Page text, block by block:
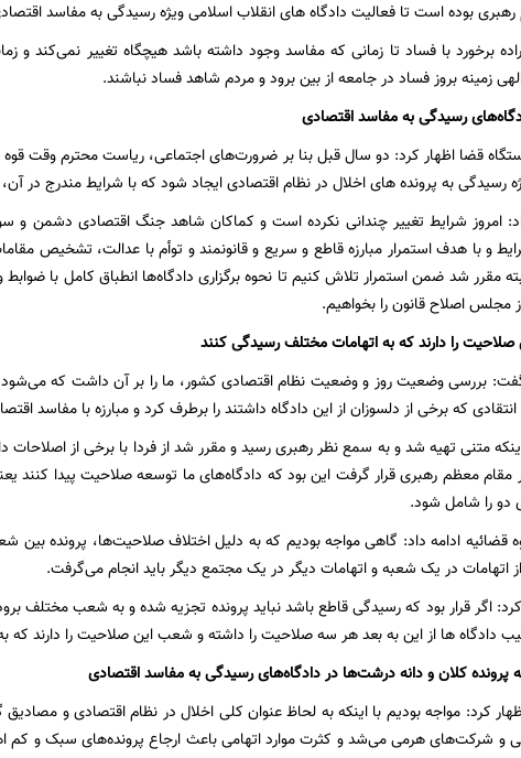
بوده است تا فعالیت دادگاه های انقلاب اسلامی ویژه رسیدگی به مفاسد
برخورد با فساد تا زمانی که مفاسد وجود داشته باشد هیچگاه تغییر نمی‌کند و
زمینه بروز فساد در جامعه از بین برود و مردم شاهد فساد نباشند.
رسیدگی به مفاسد اقتصادی
قضا اظهار کرد: دو سال قبل بنا بر ضرورت‌های اجتماعی، ریاست محترم وقت قوه
رسیدگی به پرونده های اخلال در نظام اقتصادی ایجاد شود که با شرایط مندرج در آن،
امروز شرایط تغییر چندانی نکرده است و کماکان شاهد جنگ اقتصادی دشمن و
و با هدف استمرار مبارزه قاطع و سریع و قانونمند و توأم با عدالت، تشخیص
مقرر شد ضمن استمرار تلاش کنیم تا نحوه برگزاری دادگاه‌ها انطباق کامل با
مجلس اصلاح قانون را بخواهیم.
را دارند که به اتهامات مختلف رسیدگی کنند
بررسی وضعیت روز و وضعیت نظام اقتصادی کشور، ما را بر آن داشت که می‌شود با
که برخی از دلسوزان از این دادگاه داشتند را برطرف کرد و مبارزه با مفاسد
متنی تهیه شد و به سمع نظر رهبری رسید و مقرر شد از فردا با برخی از اصلاحات
مقام معظم رهبری قرار گرفت این بود که دادگاه‌های ما توسعه صلاحیت پیدا کنند
دو را شامل شود.
قضائیه ادامه داد: گاهی مواجه بودیم که به دلیل اختلاف صلاحیت‌ها، پرونده بین
اتهامات در یک شعبه و اتهامات دیگر در یک مجتمع دیگر باید انجام می‌گرفت.
اگر قرار بود که رسیدگی قاطع باشد نباید پرونده تجزیه شده و به شعب مختلف
دادگاه ها از این به بعد هر سه صلاحیت را داشته و شعب این صلاحیت را دارند که
پرونده کلان و دانه درشت‌ها در دادگاه‌های رسیدگی به مفاسد اقتصادی
کرد: مواجه بودیم با اینکه به لحاظ عنوان کلی اخلال در نظام اقتصادی و
و شرکت‌های هرمی می‌شد و کثرت موارد اتهامی باعث ارجاع پرونده‌های سبک و کم